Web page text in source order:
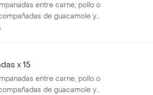
entre carne, pollo o
de guacamole y
x 15
entre carne, pollo o
de guacamole y